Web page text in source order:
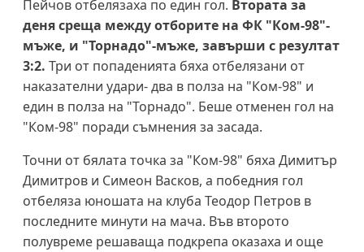
Пейчов отбелязаха по един гол. Втората за
деня среща между отборите на ФК "Ком-98"-
мъже, и "Торнадо"-мъже, завърши с резултат
3:2. Три от попаденията бяха отбелязани от
наказателни удари- два в полза на "Ком-98" и
един в полза на "Торнадо". Беше отменен гол на
"Ком-98" поради съмнения за засада.
Точни от бялата точка за "Ком-98" бяха Димитър
Димитров и Симеон Васков, а победния гол
отбеляза юношата на клуба Теодор Петров в
последните минути на мача. Във второто
полувреме решаваща подкрепа оказаха и още